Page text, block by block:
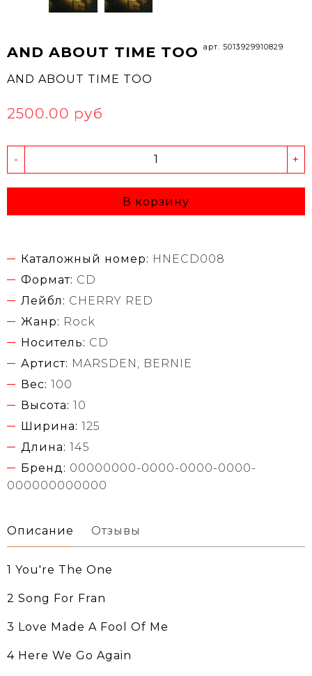
AND ABOUT TIME TOO арт. 5013929910829
AND ABOUT TIME TOO
2500.00 руб
- +
В корзину
Каталожный номер: HNECD008
Формат: CD
Лейбл: CHERRY RED
Жанр: Rock
Носитель: CD
Артист: MARSDEN, BERNIE
Вес: 100
Высота: 10
Ширина: 125
Длина: 145
Бренд: 00000000-0000-0000-0000-
000000000000
Описание Отзывы
1 You're The One
2 Song For Fran
3 Love Made A Fool Of Me
4 Here We Go Again